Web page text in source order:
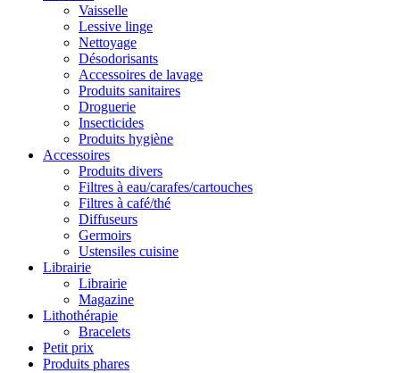
Vaisselle
Lessive linge
Nettoyage
Désodorisants
Accessoires de lavage
Produits sanitaires
Droguerie
Insecticides
Produits hygiène
Accessoires
Produits divers
Filtres à eau/carafes/cartouches
Filtres à café/thé
Diffuseurs
Germoirs
Ustensiles cuisine
Librairie
Librairie
Magazine
Lithothérapie
Bracelets
Petit prix
Produits phares